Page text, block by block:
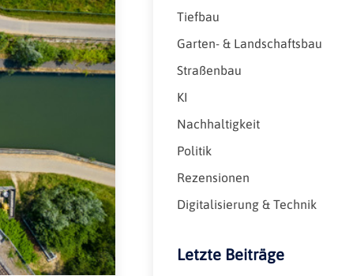
Tiefbau
Verkehrsbau
Tiefbau
Garten- & Landschaftsbau
Straßenbau
KI
Nachhaltigkeit
Politik
Rezensionen
Digitalisierung & Technik
Letzte Beiträge